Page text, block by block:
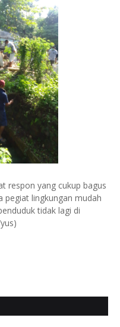
respon yang cukup bagus
pegiat lingkungan mudah
tidak lagi di